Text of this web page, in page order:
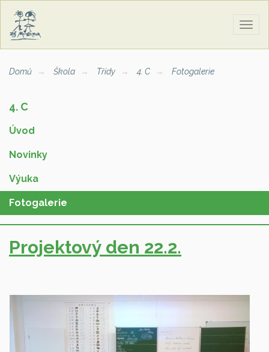
Domů Škola Třídy 4. C Fotogalerie
4. C
Úvod
Novinky
Výuka
Fotogalerie
Projektový den 22.2.